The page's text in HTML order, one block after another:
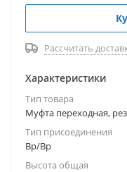
почте.
На всю продукцию
Рассчитать
Характеристики
Тип товара
Муфта переходная,
Тип присоединения
Вр/Вр
Высота общая